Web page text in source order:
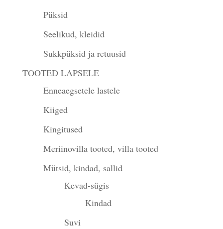
Püksid
Seelikud, kleidid
Sukkpüksid ja retuusid
TOOTED LAPSELE
Enneaegsetele lastele
Kiiged
Kingitused
Meriinovilla tooted, villa tooted
Mütsid, kindad, sallid
Kevad-sügis
Kindad
Suvi